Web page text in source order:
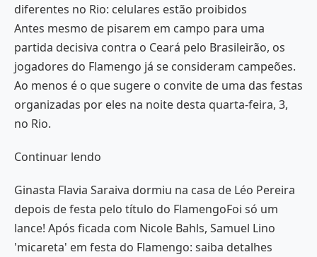
diferentes no Rio: celulares estão proibidos
Antes mesmo de pisarem em campo para uma
partida decisiva contra o Ceará pelo Brasileirão, os
jogadores do Flamengo já se consideram campeões.
Ao menos é o que sugere o convite de uma das festas
organizadas por eles na noite desta quarta-feira, 3,
no Rio.
Continuar lendo
Ginasta Flavia Saraiva dormiu na casa de Léo Pereira
depois de festa pelo título do FlamengoFoi só um
lance! Após ficada com Nicole Bahls, Samuel Lino
'micareta' em festa do Flamengo: saiba detalhes